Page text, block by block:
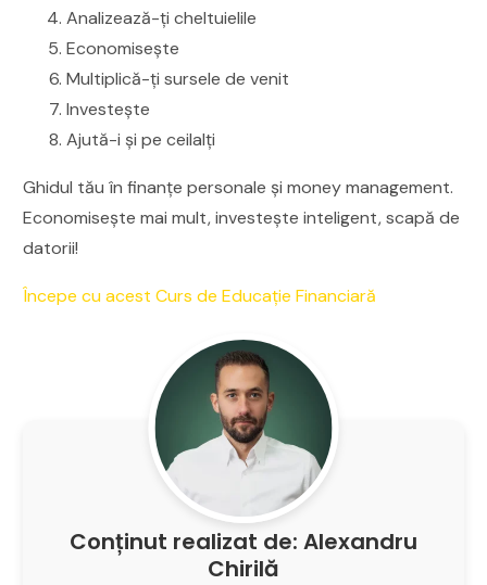
Analizează-ți cheltuielile
Economisește
Multiplică-ți sursele de venit
Investește
Ajută-i și pe ceilalți
Ghidul tău în finanțe personale și money management.
Economisește mai mult, investește inteligent, scapă de
datorii!
Începe cu acest Curs de Educație Financiară
Conținut realizat de: Alexandru
Chirilă